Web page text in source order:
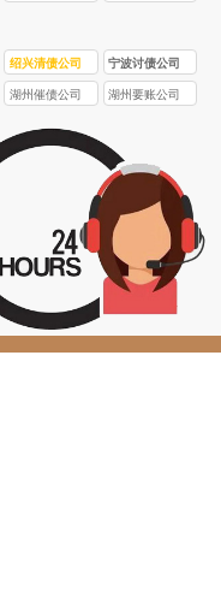
绍兴清债公司 宁波讨债公司
湖州催债公司 湖州要账公司